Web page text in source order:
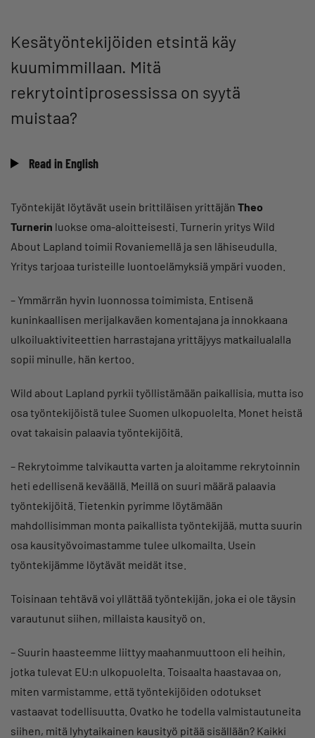
Kesätyöntekijöiden etsintä käy
kuumimmillaan. Mitä
rekrytointiprosessissa on syytä
muistaa?
Read in English
Työntekijät löytävät usein brittiläisen yrittäjän Theo
Turnerin luokse oma-aloitteisesti. Turnerin yritys Wild
About Lapland toimii Rovaniemellä ja sen lähiseudulla.
Yritys tarjoaa turisteille luontoelämyksiä ympäri vuoden.
– Ymmärrän hyvin luonnossa toimimista. Entisenä
kuninkaallisen merijalkaväen komentajana ja innokkaana
ulkoiluaktiviteettien harrastajana yrittäjyys matkailualalla
sopii minulle, hän kertoo.
Wild about Lapland pyrkii työllistämään paikallisia, mutta iso
osa työntekijöistä tulee Suomen ulkopuolelta. Monet heistä
ovat takaisin palaavia työntekijöitä.
– Rekrytoimme talvikautta varten ja aloitamme rekrytoinnin
heti edellisenä keväällä. Meillä on suuri määrä palaavia
työntekijöitä. Tietenkin pyrimme löytämään
mahdollisimman monta paikallista työntekijää, mutta suurin
osa kausityövoimastamme tulee ulkomailta. Usein
työntekijämme löytävät meidät itse.
Toisinaan tehtävä voi yllättää työntekijän, joka ei ole täysin
varautunut siihen, millaista kausityö on.
– Suurin haasteemme liittyy maahanmuuttoon eli heihin,
jotka tulevat EU:n ulkopuolelta. Toisaalta haastavaa on,
miten varmistamme, että työntekijöiden odotukset
vastaavat todellisuutta. Ovatko he todella valmistautuneita
siihen, mitä lyhytaikainen kausityö pitää sisällään? Kaikki